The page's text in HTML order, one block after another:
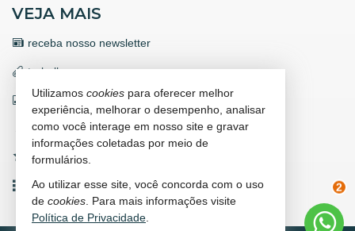
VEJA MAIS
receba nosso newsletter
trabalhe conosco
indicadores financeiros
cadastre seu imóvel
imóveis favoritos
mapa de imóveis
2
Utilizamos cookies para oferecer melhor
experiência, melhorar o desempenho, analisar
como você interage em nosso site e gravar
informações coletadas por meio de
formulários.
Ao utilizar esse site, você concorda com o uso
de cookies . Para mais informações visite
Política de Privacidade